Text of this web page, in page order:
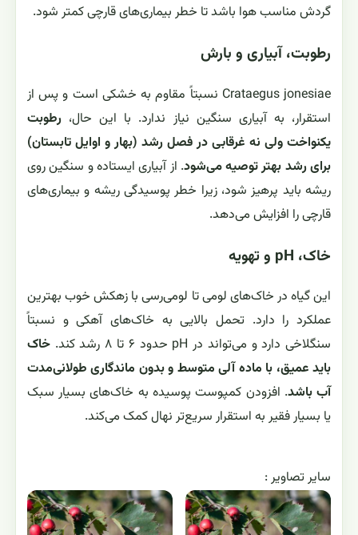
گردش مناسب هوا باشد تا خطر بیماری‌های قارچی کمتر شود.
رطوبت، آبیاری و بارش
Crataegus jonesiae نسبتاً مقاوم به خشکی است و پس از
استقرار، به آبیاری سنگین نیاز ندارد. با این حال،رطوبت
یکنواخت ولی نه غرقابی در فصل رشد (بهار و اوایل تابستان)
برای رشد بهتر توصیه می‌شود. از آبیاری ایستاده و سنگین روی
ریشه باید پرهیز شود، زیرا خطر پوسیدگی ریشه و بیماری‌های
قارچی را افزایش می‌دهد.
خاک، pH و تهویه
این گیاه در خاک‌های لومی تا لومی‌رسی با زهکش خوب بهترین
عملکرد را دارد. تحمل بالایی به خاک‌های آهکی و نسبتاً
سنگلاخی دارد و می‌تواند در pH حدود ۶ تا ۸ رشد کند.
خاک
باید عمیق، با ماده آلی متوسط و بدون ماندگاری طولانی‌مدت
آب باشد. افزودن کمپوست پوسیده به خاک‌های بسیار سبک
یا بسیار فقیر به استقرار سریع‌تر نهال کمک می‌کند.
ساير تصاوير :